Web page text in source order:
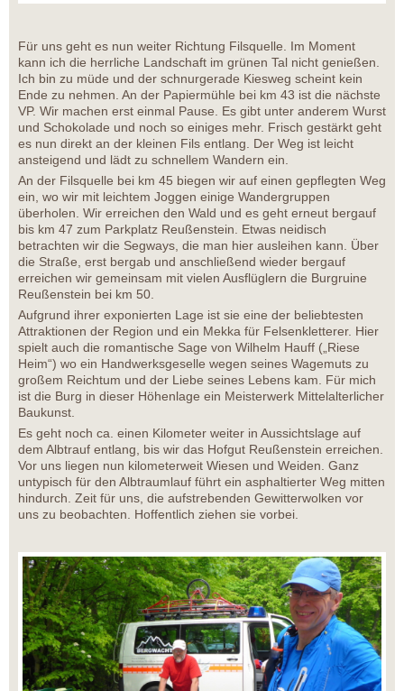
Für uns geht es nun weiter Richtung Filsquelle. Im Moment
kann ich die herrliche Landschaft im grünen Tal nicht genießen.
Ich bin zu müde und der schnurgerade Kiesweg scheint kein
Ende zu nehmen. An der Papiermühle bei km 43 ist die nächste
VP. Wir machen erst einmal Pause. Es gibt unter anderem Wurst
und Schokolade und noch so einiges mehr. Frisch gestärkt geht
es nun direkt an der kleinen Fils entlang. Der Weg ist leicht
ansteigend und lädt zu schnellem Wandern ein.
An der Filsquelle bei km 45 biegen wir auf einen gepflegten Weg
ein, wo wir mit leichtem Joggen einige Wandergruppen
überholen. Wir erreichen den Wald und es geht erneut bergauf
bis km 47 zum Parkplatz Reußenstein. Etwas neidisch
betrachten wir die Segways, die man hier ausleihen kann. Über
die Straße, erst bergab und anschließend wieder bergauf
erreichen wir gemeinsam mit vielen Ausflüglern die Burgruine
Reußenstein bei km 50.
Aufgrund ihrer exponierten Lage ist sie eine der beliebtesten
Attraktionen der Region und ein Mekka für Felsenkletterer. Hier
spielt auch die romantische Sage von Wilhelm Hauff („Riese
Heim“) wo ein Handwerksgeselle wegen seines Wagemuts zu
großem Reichtum und der Liebe seines Lebens kam. Für mich
ist die Burg in dieser Höhenlage ein Meisterwerk Mittelalterlicher
Baukunst.
Es geht noch ca. einen Kilometer weiter in Aussichtslage auf
dem Albtrauf entlang, bis wir das Hofgut Reußenstein erreichen.
Vor uns liegen nun kilometerweit Wiesen und Weiden. Ganz
untypisch für den Albtraumlauf führt ein asphaltierter Weg mitten
hindurch. Zeit für uns, die aufstrebenden Gewitterwolken vor
uns zu beobachten. Hoffentlich ziehen sie vorbei.